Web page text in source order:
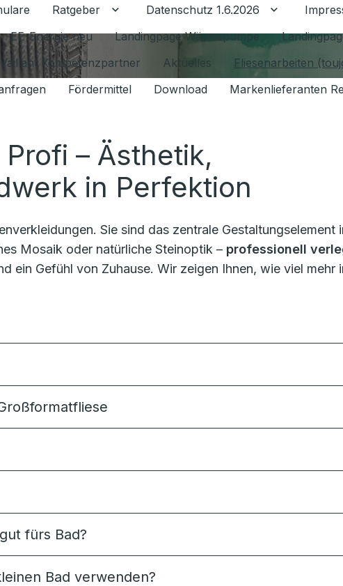
Ratgeber Untermenü für Ratgeber umschalten
Datenschutz 1.6.2026 Untermenü
EE-Energie neu Landingpage Wärmepumpe
Kompetenzpartner
Aktuelles Fliesenarbeiten
Fördermittel Download Markenlieferanten
– Ästhetik,
in Perfektion
Sie sind das zentrale Gestaltungselement
Mosaik oder natürliche Steinoptik – professionell
ein Gefühl von Zuhause. Wir zeigen Ihnen, wie viel mehr
fürs Bad?
Bad verwenden?